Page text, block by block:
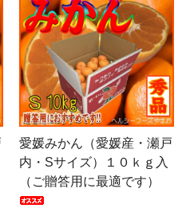
愛媛みかん（愛媛産・瀬戸
内・Sサイズ）１０ｋｇ入
（ご贈答用に最適です）